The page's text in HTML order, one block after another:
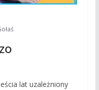
lat uzależniony